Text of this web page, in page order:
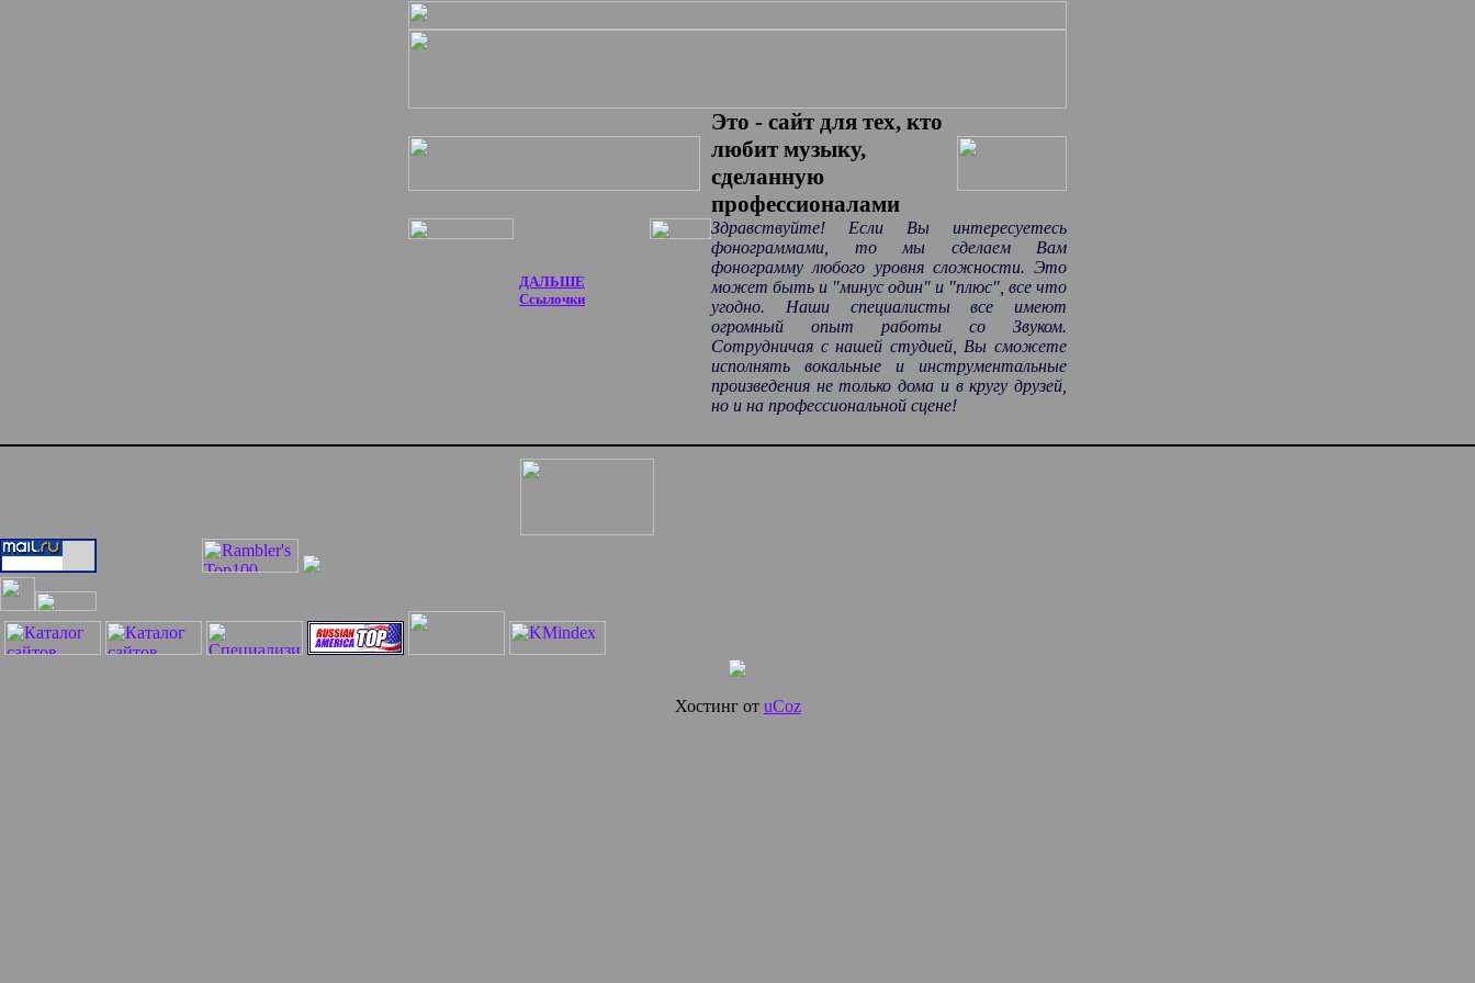
Это - сайт для тех, кто
любит музыку,
сделанную
профессионалами
ДАЛЬШЕ
Ссылочки
Здравствуйте! Если Вы интересуетесь
фонограммами, то мы сделаем Вам
фонограмму любого уровня сложности. Это
может быть и "минус один" и "плюс", все что
угодно. Наши специалисты все имеют
огромный опыт работы со Звуком.
Сотрудничая с нашей студией, Вы сможете
исполнять вокальные и инструментальные
произведения не только дома и в кругу друзей,
но и на профессиональной сцене!
Хостинг от uCoz